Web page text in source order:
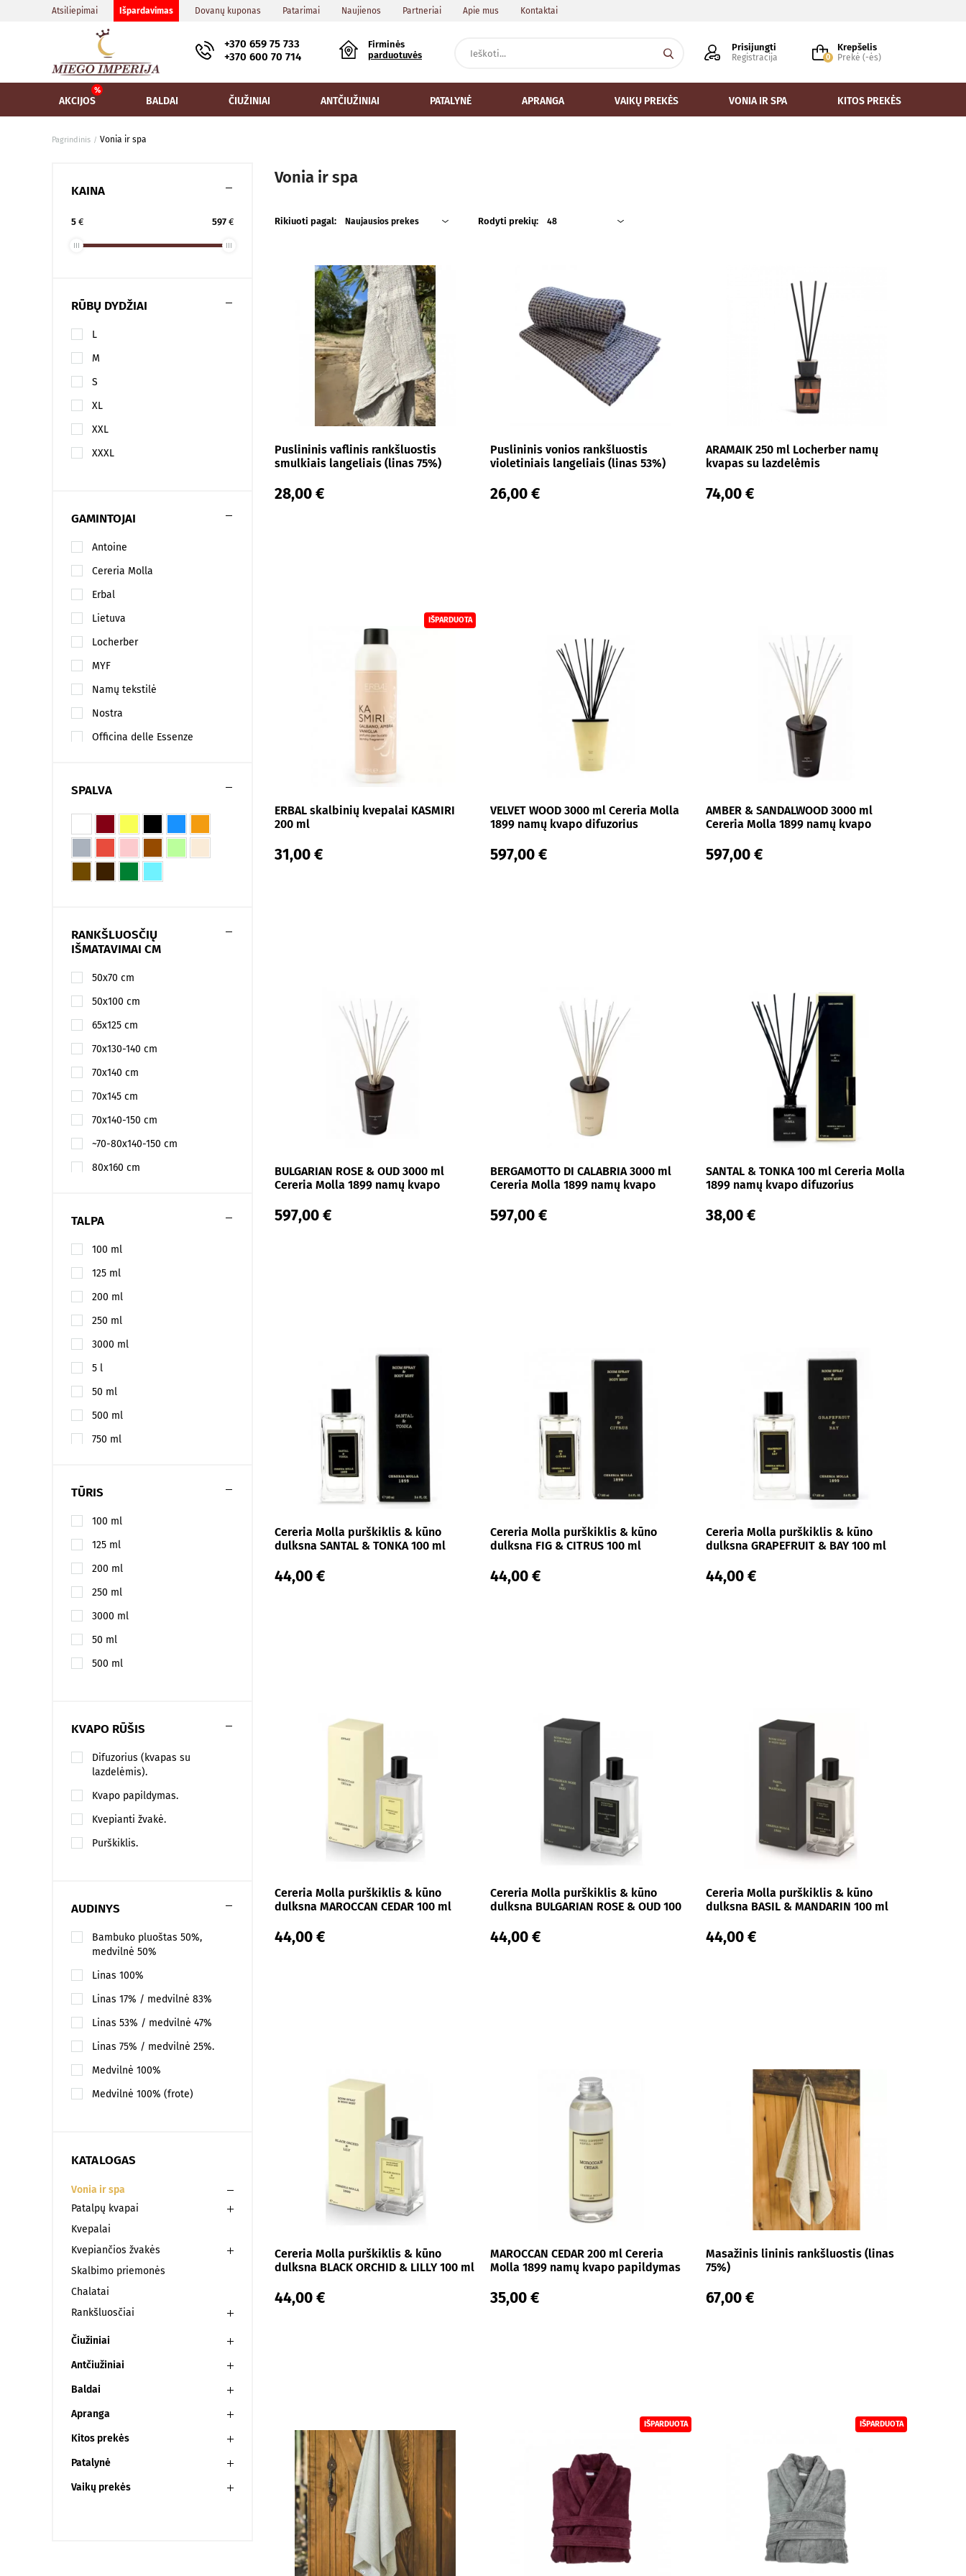
Atsiliepimai Išpardavimas Dovanų kuponas Patarimai Naujienos Partneriai Apie mus Kontaktai
+370 659 75 733
+370 600 70 714
Firminės
parduotuvės
Prisijungti
Registracija 0
Krepšelis
Prekė (-ės)
AKCIJOS BALDAI ČIUŽINIAI ANTČIUŽINIAI PATALYNĖ APRANGA VAIKŲ PREKĖS VONIA IR SPA KITOS PREKĖS
Pagrindinis Vonia ir spa
KAINA
5 € 597 €
RŪBŲ DYDŽIAI
L
M
S
XL
XXL
XXXL
GAMINTOJAI
Antoine
Cereria Molla
Erbal
Lietuva
Locherber
MYF
Namų tekstilė
Nostra
Officina delle Essenze
SPALVA
RANKŠLUOSČIŲ
IŠMATAVIMAI CM
50x70 cm
50x100 cm
65x125 cm
70x130-140 cm
70x140 cm
70x145 cm
70x140-150 cm
~70-80x140-150 cm
80x160 cm
TALPA
100 ml
125 ml
200 ml
250 ml
3000 ml
5 l
50 ml
500 ml
750 ml
TŪRIS
100 ml
125 ml
200 ml
250 ml
3000 ml
50 ml
500 ml
KVAPO RŪŠIS
Difuzorius (kvapas su
lazdelėmis).
Kvapo papildymas.
Kvepianti žvakė.
Purškiklis.
AUDINYS
Bambuko pluoštas 50%,
medvilnė 50%
Linas 100%
Linas 17% / medvilnė 83%
Linas 53% / medvilnė 47%
Linas 75% / medvilnė 25%.
Medvilnė 100%
Medvilnė 100% (frote)
KATALOGAS
Vonia ir spa
Patalpų kvapai
Kvepalai
Kvepiančios žvakės
Skalbimo priemonės
Chalatai
Rankšluosčiai
Čiužiniai
Antčiužiniai
Baldai
Apranga
Kitos prekės
Patalynė
Vaikų prekės
Vonia ir spa
Rikiuoti pagal: Naujausios prekes Rodyti prekių: 48
Puslininis vaflinis rankšluostis
smulkiais langeliais (linas 75%)
28,00 €
Puslininis vonios rankšluostis
violetiniais langeliais (linas 53%)
26,00 €
ARAMAIK 250 ml Locherber namų
kvapas su lazdelėmis
74,00 €
IŠPARDUOTA
ERBAL skalbinių kvepalai KASMIRI
200 ml
31,00 €
VELVET WOOD 3000 ml Cereria Molla
1899 namų kvapo difuzorius
597,00 €
AMBER & SANDALWOOD 3000 ml
Cereria Molla 1899 namų kvapo
597,00 €
BULGARIAN ROSE & OUD 3000 ml
Cereria Molla 1899 namų kvapo
597,00 €
BERGAMOTTO DI CALABRIA 3000 ml
Cereria Molla 1899 namų kvapo
597,00 €
SANTAL & TONKA 100 ml Cereria Molla
1899 namų kvapo difuzorius
38,00 €
Cereria Molla purškiklis & kūno
dulksna SANTAL & TONKA 100 ml
44,00 €
Cereria Molla purškiklis & kūno
dulksna FIG & CITRUS 100 ml
44,00 €
Cereria Molla purškiklis & kūno
dulksna GRAPEFRUIT & BAY 100 ml
44,00 €
Cereria Molla purškiklis & kūno
dulksna MAROCCAN CEDAR 100 ml
44,00 €
Cereria Molla purškiklis & kūno
dulksna BULGARIAN ROSE & OUD 100
44,00 €
Cereria Molla purškiklis & kūno
dulksna BASIL & MANDARIN 100 ml
44,00 €
Cereria Molla purškiklis & kūno
dulksna BLACK ORCHID & LILLY 100 ml
44,00 €
MAROCCAN CEDAR 200 ml Cereria
Molla 1899 namų kvapo papildymas
35,00 €
Masažinis lininis rankšluostis (linas
75%)
67,00 €
IŠPARDUOTA IŠPARDUOTA